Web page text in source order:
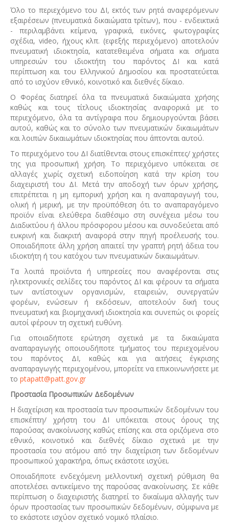
Όλο το περιεχόμενο του ΔΙ, εκτός των ρητά αναφερόμενων
εξαιρέσεων (πνευματικά δικαιώματα τρίτων), που - ενδεικτικά
- περιλαμβάνει κείμενα, γραφικά, εικόνες, φωτογραφίες
σχέδια, video, ήχους κλπ. (εφεξής περιεχόμενο) αποτελούν
πνευματική ιδιοκτησία, κατατεθειμένα σήματα και σήματα
υπηρεσιών του ιδιοκτήτη του παρόντος ΔΙ και κατά
περίπτωση και του Ελληνικού Δημοσίου και προστατεύεται
από το ισχύον εθνικό, κοινοτικό και διεθνές δίκαιο.
Ο Φορέας διατηρεί όλα τα πνευματικά δικαιώματα χρήσης
καθώς και τους τίτλους ιδιοκτησίας αναφορικά με το
περιεχόμενο, όλα τα αντίγραφα που δημιουργούνται βάσει
αυτού, καθώς και το σύνολο των πνευματικών δικαιωμάτων
και λοιπών δικαιωμάτων ιδιοκτησίας που άπτονται αυτού.
Το περιεχόμενο του ΔΙ διατίθενται στους επισκέπτες/ χρήστες
της για προσωπική χρήση. Το περιεχόμενο υπόκειται σε
αλλαγές χωρίς σχετική ειδοποίηση κατά την κρίση του
διαχειριστή του ΔΙ. Μετά την αποδοχή των όρων χρήσης,
επιτρέπεται η μη εμπορική χρήση και η αναπαραγωγή του,
ολική ή μερική, με την προϋπόθεση ότι το αναπαραγόμενο
προϊόν είναι ελεύθερα διαθέσιμο στη συνέχεια μέσω του
Διαδικτύου ή άλλου πρόσφορου μέσου και συνοδεύεται από
ευκρινή και διακριτή αναφορά στην πηγή προέλευσής του.
Οποιαδήποτε άλλη χρήση απαιτεί την γραπτή ρητή άδεια του
ιδιοκτήτη ή του κατόχου των πνευματικών δικαιωμάτων.
Τα λοιπά προϊόντα ή υπηρεσίες που αναφέρονται στις
ηλεκτρονικές σελίδες του παρόντος ΔΙ και φέρουν τα σήματα
των αντίστοιχων οργανισμών, εταιρειών, συνεργατών
φορέων, ενώσεων ή εκδόσεων, αποτελούν δική τους
πνευματική και βιομηχανική ιδιοκτησία και συνεπώς οι φορείς
αυτοί φέρουν τη σχετική ευθύνη.
Για οποιαδήποτε ερώτηση σχετικά με τα δικαιώματα
αναπαραγωγής οποιουδήποτε τμήματος του περιεχομένου
του παρόντος ΔΙ, καθώς και για αιτήσεις έγκρισης
αναπαραγωγής περιεχομένου, μπορείτε να επικοινωνήσετε με
το ptapatt@patt.gov.gr
Προστασία Προσωπικών Δεδομένων
Η διαχείριση και προστασία των προσωπικών δεδομένων του
επισκέπτη/ χρήστη του ΔΙ υπόκειται στους όρους της
παρούσας ανακοίνωσης καθώς επίσης και στα οριζόμενα στο
εθνικό, κοινοτικό και διεθνές δίκαιο σχετικά με την
προστασία του ατόμου από την διαχείριση των δεδομένων
προσωπικού χαρακτήρα, όπως εκάστοτε ισχύει.
Οποιαδήποτε ενδεχόμενη μελλοντική σχετική ρύθμιση θα
αποτελέσει αντικείμενο της παρούσας ανακοίνωσης. Σε κάθε
περίπτωση ο διαχειριστής διατηρεί το δικαίωμα αλλαγής των
όρων προστασίας των προσωπικών δεδομένων, σύμφωνα με
το εκάστοτε ισχύον σχετικό νομικό πλαίσιο.